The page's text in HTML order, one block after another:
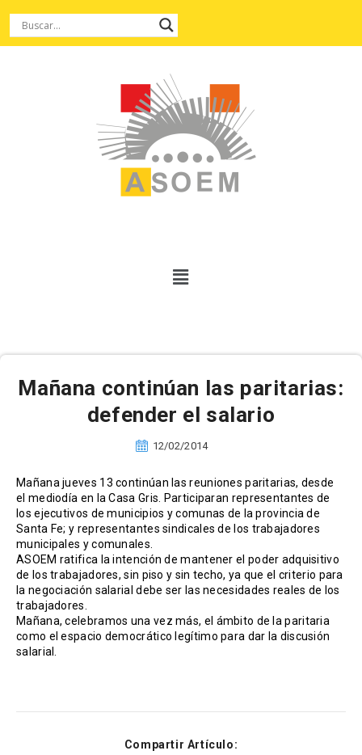
Mañana continúan las paritarias:
defender el salario
12/02/2014
Mañana jueves 13 continúan las reuniones paritarias, desde
el mediodía en la Casa Gris. Participaran representantes de
los ejecutivos de municipios y comunas de la provincia de
Santa Fe; y representantes sindicales de los trabajadores
municipales y comunales.
ASOEM ratifica la intención de mantener el poder adquisitivo
de los trabajadores, sin piso y sin techo, ya que el criterio para
la negociación salarial debe ser las necesidades reales de los
trabajadores.
Mañana, celebramos una vez más, el ámbito de la paritaria
como el espacio democrático legítimo para dar la discusión
salarial.
Compartir Artículo: